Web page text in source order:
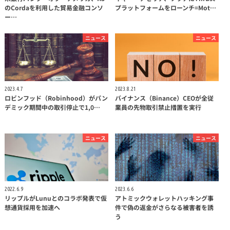
のCordaを利用した貿易金融コンソ
ー…
プラットフォームをローンチ=Mot…
ニュース
2023.4.7
ロビンフッド（Robinhood）がパン
デミック期間中の取引停止で1,0…
ニュース
2023.8.21
バイナンス（Binance）CEOが全従
業員の先物取引禁止措置を実行
ニュース
2022.6.9
リップルがLunuとのコラボ発表で仮
想通貨採用を加速へ
ニュース
2023.6.6
アトミックウォレットハッキング事
件で偽の返金がさらなる被害者を誘
う